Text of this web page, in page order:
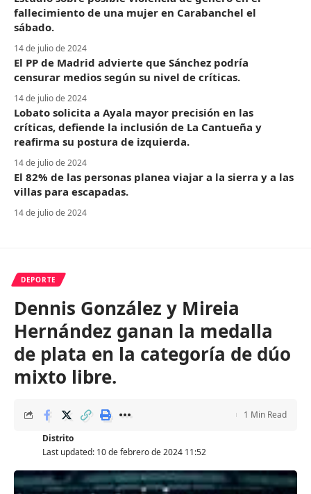
fallecimiento de una mujer en Carabanchel el
sábado.
14 de julio de 2024
El PP de Madrid advierte que Sánchez podría
censurar medios según su nivel de críticas.
14 de julio de 2024
Lobato solicita a Ayala mayor precisión en las
críticas, defiende la inclusión de La Cantueña y
reafirma su postura de izquierda.
14 de julio de 2024
El 82% de las personas planea viajar a la sierra y a las
villas para escapadas.
14 de julio de 2024
DEPORTE
Dennis González y Mireia
Hernández ganan la medalla
de plata en la categoría de dúo
mixto libre.
Last updated: 10 de febrero de 2024 11:52
Distrito
1 Min Read